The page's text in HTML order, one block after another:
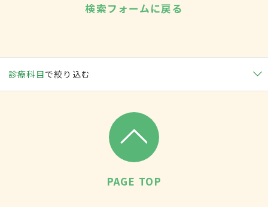
検索フォームに戻る
診療科目で絞り込む
PAGE TOP